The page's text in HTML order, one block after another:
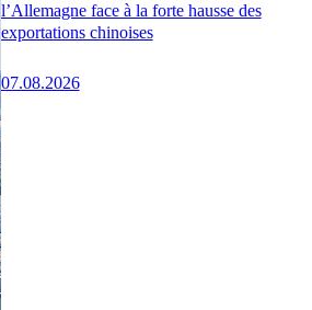
l’Allemagne face à la forte hausse des
exportations chinoises
07.08.2026